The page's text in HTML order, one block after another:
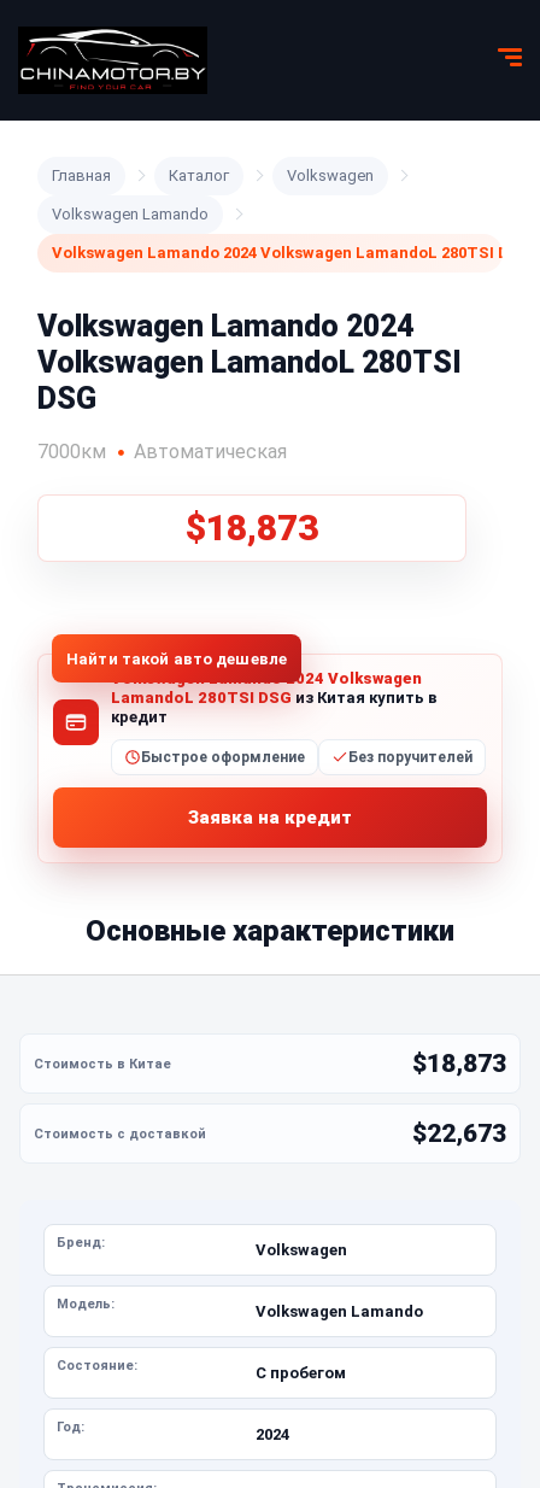
Главная Каталог Volkswagen
Volkswagen Lamando
Volkswagen Lamando 2024 Volkswagen LamandoL 280TSI DSG
Volkswagen Lamando 2024
Volkswagen LamandoL 280TSI
DSG
7000км Автоматическая
$18,873
Найти такой авто дешевле
Volkswagen Lamando 2024 Volkswagen
LamandoL 280TSI DSG из Китая купить в
кредит
Быстрое оформление Без поручителей
Заявка на кредит
Основные характеристики
$18,873
$22,673
Бренд: Volkswagen
Модель: Volkswagen Lamando
Состояние: С пробегом
Год: 2024